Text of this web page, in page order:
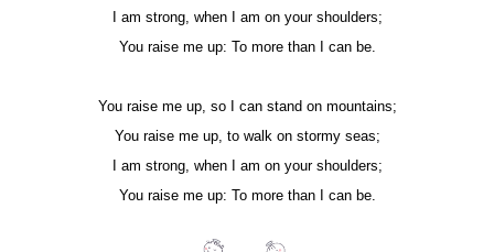
I am strong, when I am on your shoulders;
You raise me up: To more than I can be.
You raise me up, so I can stand on mountains;
You raise me up, to walk on stormy seas;
I am strong, when I am on your shoulders;
You raise me up: To more than I can be.